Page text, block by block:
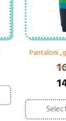
produs
are
Pantaloni
a